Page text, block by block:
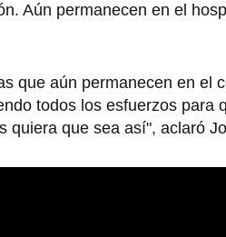
Aún permanecen en el
que aún permanecen en el
todos los esfuerzos para
quiera que sea así", aclaró